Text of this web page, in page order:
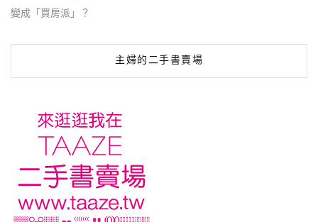
變成「買房派」？
主婦的二手書賣場